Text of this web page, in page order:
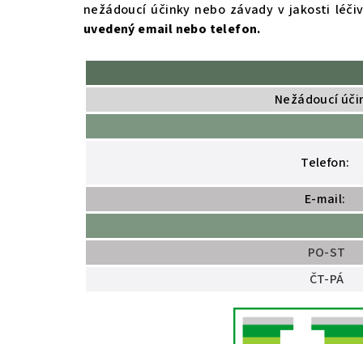
nežádoucí účinky nebo závady v jakosti
uvedený email nebo telefon.
Nežádoucí
Telefon:
E-mail:
PO-ST
ČT-PÁ